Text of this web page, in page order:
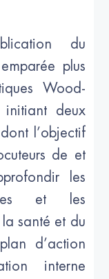
du
plus
Wood-
initiant deux
l’objectif
de et
les
et les
santé et du
d’action
interne